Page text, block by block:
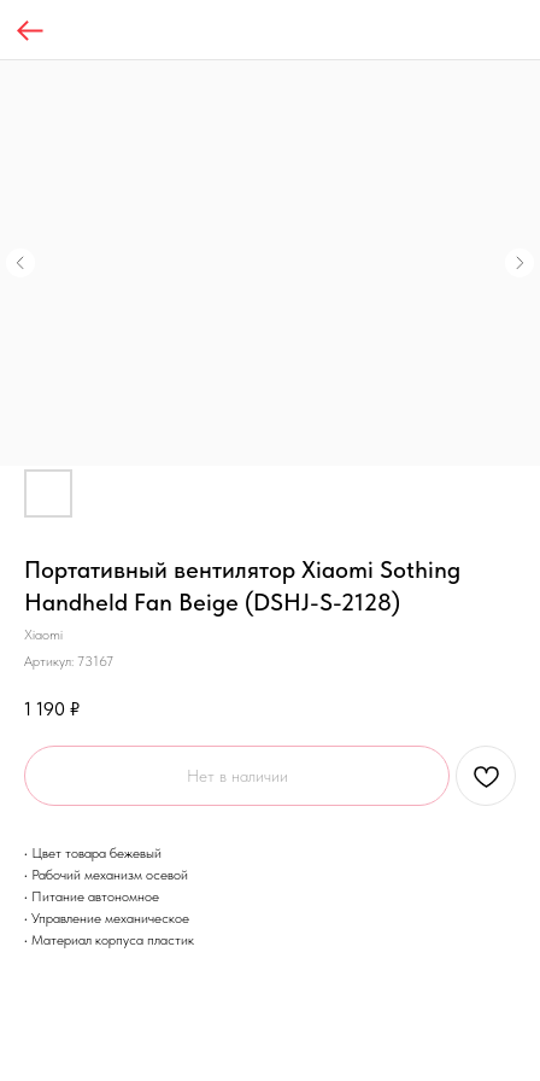
Портативный вентилятор Xiaomi Sothing
Handheld Fan Beige (DSHJ-S-2128)
Xiaomi
Артикул: 73167
1 190 ₽
Нет в наличии
• Цвет товара бежевый
• Рабочий механизм осевой
• Питание автономное
• Управление механическое
• Материал корпуса пластик